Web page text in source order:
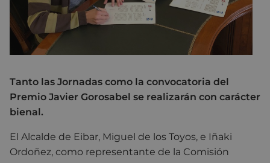
Tanto las Jornadas como la convocatoria del
Premio Javier Gorosabel se realizarán con carácter
bienal.
El Alcalde de Eibar, Miguel de los Toyos, e Iñaki
Ordoñez, como representante de la Comisión